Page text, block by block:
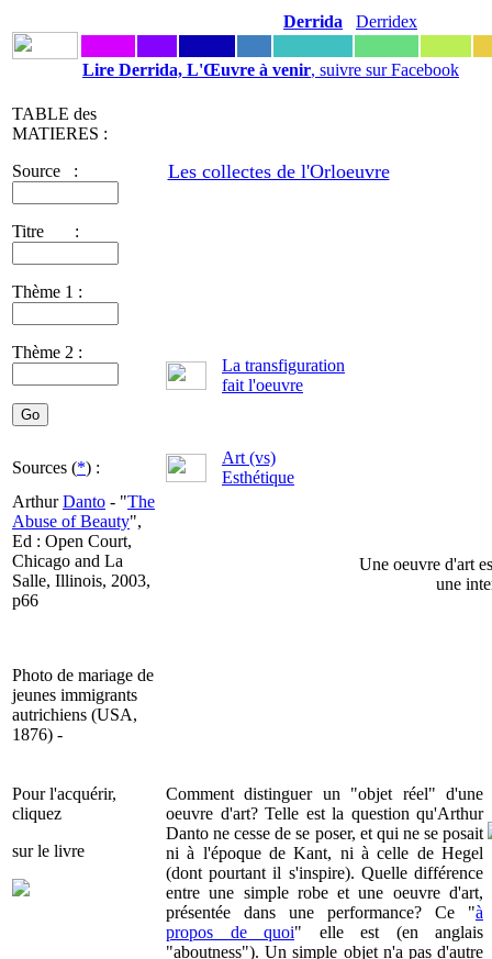
Derrida Derridex
Lire Derrida, L'Œuvre à venir, suivre sur Facebook
TABLE des
MATIERES :
Source :
Titre :
Thème 1 :
Thème 2 :
Les collectes de l'Orloeuvre
La transfiguration
fait l'oeuvre
Sources (*) :
Art (vs)
Esthétique
ArthurDanto - "The
Abuse of Beauty",
Ed : Open Court,
Chicago and La
Salle, Illinois, 2003,
p66
Photo de mariage de
jeunes immigrants
autrichiens (USA,
1876) -
Une oeuvre d'art
une
Pour l'acquérir,
cliquez
sur le livre
Comment distinguer un "objet réel" d'une
oeuvre d'art? Telle est la question qu'Arthur
Danto ne cesse de se poser, et qui ne se posait
ni à l'époque de Kant, ni à celle de Hegel
(dont pourtant il s'inspire). Quelle différence
entre une simple robe et une oeuvre d'art,
présentée dans une performance? Ce "à
propos de quoi" elle est (en anglais
"aboutness"). Un simple objet n'a pas d'autre